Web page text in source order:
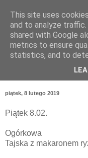
piątek, 8 lutego 2019
Piątek 8.02.
Ogórkowa
Tajska z makaronem
This site uses
and to analyze traffic.
shared with Google
metrics to ensure
statistics, and to